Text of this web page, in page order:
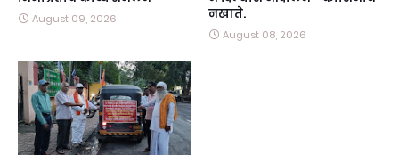
August 09, 2026
नखाते.
August 08, 2026